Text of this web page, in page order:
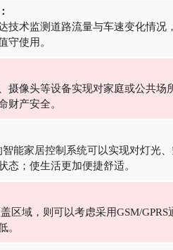
技术监测道路流量与车速变化情
守使用。
摄像头等设备实现对家庭或公共
财产安全。
能家居控制系统可以实现对灯光
态；使生活更加便捷舒适。
区域，则可以考虑采用GSM/
。